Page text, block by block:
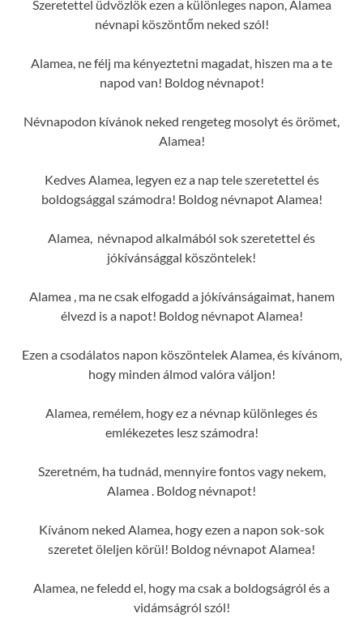
Szeretettel üdvözlök ezen a különleges napon, Alamea
névnapi köszöntőm neked szól!
Alamea, ne félj ma kényeztetni magadat, hiszen ma a te
napod van! Boldog névnapot!
Névnapodon kívánok neked rengeteg mosolyt és örömet,
Alamea!
Kedves Alamea, legyen ez a nap tele szeretettel és
boldogsággal számodra! Boldog névnapot Alamea!
Alamea, névnapod alkalmából sok szeretettel és
jókívánsággal köszöntelek!
Alamea , ma ne csak elfogadd a jókívánságaimat, hanem
élvezd is a napot! Boldog névnapot Alamea!
Ezen a csodálatos napon köszöntelek Alamea, és kívánom,
hogy minden álmod valóra váljon!
Alamea, remélem, hogy ez a névnap különleges és
emlékezetes lesz számodra!
Szeretném, ha tudnád, mennyire fontos vagy nekem,
Alamea . Boldog névnapot!
Kívánom neked Alamea, hogy ezen a napon sok-sok
szeretet öleljen körül! Boldog névnapot Alamea!
Alamea, ne feledd el, hogy ma csak a boldogságról és a
vidámságról szól!